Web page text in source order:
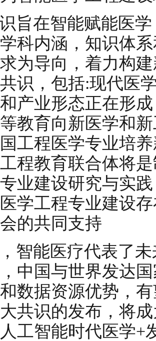
旨在智能赋能医
科内涵，知识体
为导向，着力构
识，包括:现代医
产业形态正在形
教育向新医学和
工程医学专业培
程教育联合体将
业建设研究与实
学工程专业建设
的共同支持
智能医疗代表了
中国与世界发达
数据资源优势，
共识的发布，将
工智能时代医学+